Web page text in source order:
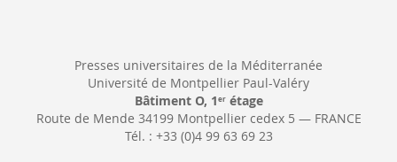
Presses universitaires de la Méditerranée
Université de Montpellier Paul-Valéry
Bâtiment O, 1 erétage
Route de Mende 34199 Montpellier cedex 5 — FRANCE
Tél. : +33 (0)4 99 63 69 23